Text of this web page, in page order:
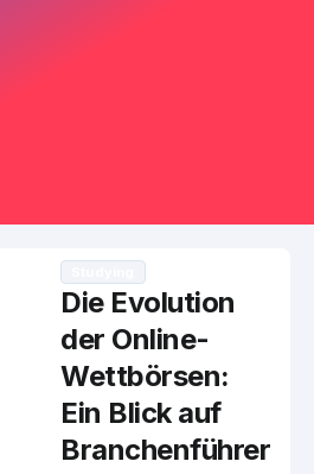
Die Evolution
der Online-
Wettbörsen:
Ein Blick auf
Branchenführer